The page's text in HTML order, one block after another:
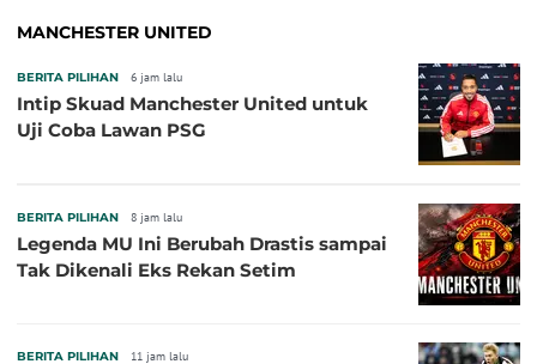
MANCHESTER UNITED
BERITA PILIHAN 6 jam lalu
Intip Skuad Manchester United untuk
Uji Coba Lawan PSG
BERITA PILIHAN 8 jam lalu
Legenda MU Ini Berubah Drastis sampai
Tak Dikenali Eks Rekan Setim
BERITA PILIHAN 11 jam lalu